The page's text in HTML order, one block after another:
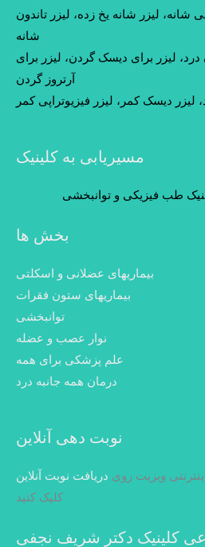
شانه، لیزر شانه یخ زده، لیزر تاندون
شانه
درد، لیزر برای دیسک گردن، لیزر برای
آرتروز گردن
لیزر دیسک کمر، لیزر فیزیوتراپی کمر
مسیریابی به کلینیک
بخش ها
بیماریهای عضلانی و اسکلتی
بیماریهای ستون فقرات
توانبخشی
نوار عصب و عضله
علم پزشکی برای همه
درمان همه جانبه درد
نوبت دهی آنلاین
ویزیت روی دریافت نوبت آنلاین
کلیک کنید
کلینیک دکتر شریف نجفی